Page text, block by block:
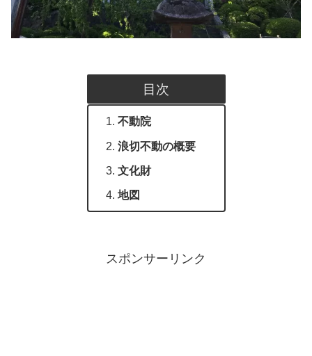
目次
不動院
浪切不動の概要
文化財
地図
スポンサーリンク